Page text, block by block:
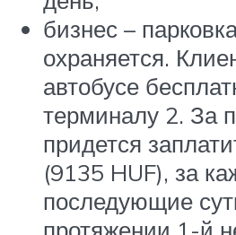
бизнес –
охраняется.
автобусе
терминалу 2. За
придется
(9135 HUF), за
последующие